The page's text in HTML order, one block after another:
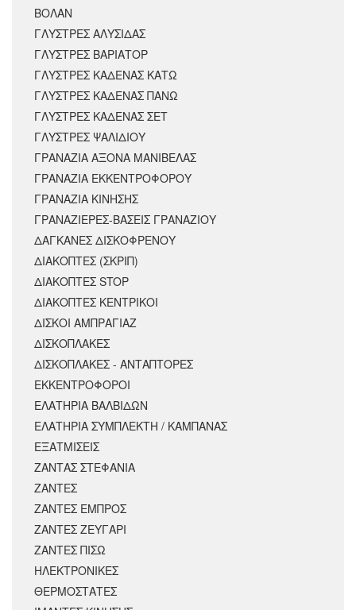
ΒΟΛΑΝ
ΓΛΥΣΤΡΕΣ ΑΛΥΣΙΔΑΣ
ΓΛΥΣΤΡΕΣ ΒΑΡΙΑΤΟΡ
ΓΛΥΣΤΡΕΣ ΚΑΔΕΝΑΣ ΚΑΤΩ
ΓΛΥΣΤΡΕΣ ΚΑΔΕΝΑΣ ΠΑΝΩ
ΓΛΥΣΤΡΕΣ ΚΑΔΕΝΑΣ ΣΕΤ
ΓΛΥΣΤΡΕΣ ΨΑΛΙΔΙΟΥ
ΓΡΑΝΑΖΙΑ ΑΞΟΝΑ ΜΑΝΙΒΕΛΑΣ
ΓΡΑΝΑΖΙΑ ΕΚΚΕΝΤΡΟΦΟΡΟΥ
ΓΡΑΝΑΖΙΑ ΚΙΝΗΣΗΣ
ΓΡΑΝΑΖΙΕΡΕΣ-ΒΑΣΕΙΣ ΓΡΑΝΑΖΙΟΥ
ΔΑΓΚΑΝΕΣ ΔΙΣΚΟΦΡΕΝΟΥ
ΔΙΑΚΟΠΤΕΣ (ΣΚΡΙΠ)
ΔΙΑΚΟΠΤΕΣ STOP
ΔΙΑΚΟΠΤΕΣ ΚΕΝΤΡΙΚΟΙ
ΔΙΣΚΟΙ ΑΜΠΡΑΓΙΑΖ
ΔΙΣΚΟΠΛΑΚΕΣ
ΔΙΣΚΟΠΛΑΚΕΣ - ΑΝΤΑΠΤΟΡΕΣ
ΕΚΚΕΝΤΡΟΦΟΡΟΙ
ΕΛΑΤΗΡΙΑ ΒΑΛΒΙΔΩΝ
ΕΛΑΤΗΡΙΑ ΣΥΜΠΛΕΚΤΗ / ΚΑΜΠΑΝΑΣ
ΕΞΑΤΜΙΣΕΙΣ
ΖΑΝΤΑΣ ΣΤΕΦΑΝΙΑ
ΖΑΝΤΕΣ
ΖΑΝΤΕΣ ΕΜΠΡΟΣ
ΖΑΝΤΕΣ ΖΕΥΓΑΡΙ
ΖΑΝΤΕΣ ΠΙΣΩ
ΗΛΕΚΤΡΟΝΙΚΕΣ
ΘΕΡΜΟΣΤΑΤΕΣ